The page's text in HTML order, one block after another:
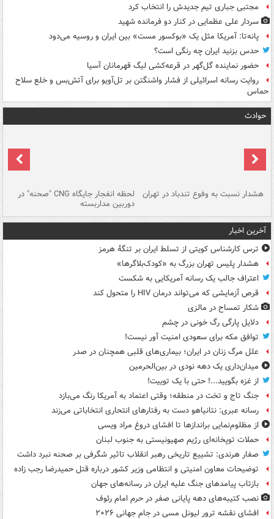
مجتبی جباری تیم جدیدش را انتخاب کرد
سردار علی عظمایی در کنار دو فرمانده شهید
پانه‌تا: آمریکا مثل یک «بوکسور مست» بین ایران و روسیه می‌دود
حدس بزنید ایران چه رنگی است؟
حضور نماینده گل‌گهر در قرعه‌کشی لیگ قهرمانان آسیا
روایت رسانه اسرائیلی از فشار واشنگتن بر تل‌آویو برای آتش‌بس و خلع سلاح
حماس
حوادث
هشدار نسبت به وفوع تندباد در تهران لحظه انفجار جایگاه CNG "صحنه" در
دوربین مداربسته
آخرین اخبار
ترس کارشناس کویتی از تسلط ایران بر تنگۀ هرمز
هشدار پلیس تهران بزرگ به «کودک‌بلاگرها»
اعتراف جالب یک رسانه آمریکایی به شکست
قرص آزمایشی که می‌تواند درمان HIV را متحول کند
شکار تمساح در مالزی
دلایل پارگی رگ خونی در چشم
توافق مکه برای سعودی امنیت آور نیست!
علل مرگ زنان در ایران؛ بیماری‌های قلبی همچنان در صدر
میدان‌داری یک دهه نودی در بین‌الحرمین
از غزه بگویید...! حتی با یک توییت!
جنگ تاج و تخت در منطقه؛ وقتی اعتماد به آمریکا رنگ می‌بازد
رسانه عبری: نتانیاهو دست به رفتارهای انتحاری انتخاباتی می‌زند
از مظلوم‌نمایی براندازها تا افشای دروغ مراد ویسی
حملات توپخانه‌ای رژیم صهیونیستی به جنوب لبنان
صفار هرندی: تشییع تاریخی رهبر انقلاب تاثیر شگرفی بر صحنه نبرد داشت
توضیحات معاون امنیتی و انتظامی وزیر کشور درباره قتل حمیدرضا رجب زاده
بازتاب پیامدهای جنگ علیه ایران در رسانه‌های جهان
نصب کتیبه‌های دهه پایانی صفر در حرم امام رئوف
افشای نقشه ترور لیونل مسی در جام جهانی ۲۰۲۶